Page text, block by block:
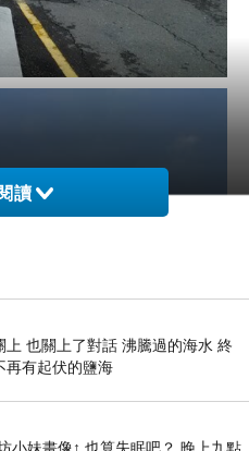
讀
也關上了對話 沸騰過的海水 終
再有起伏的鹽海